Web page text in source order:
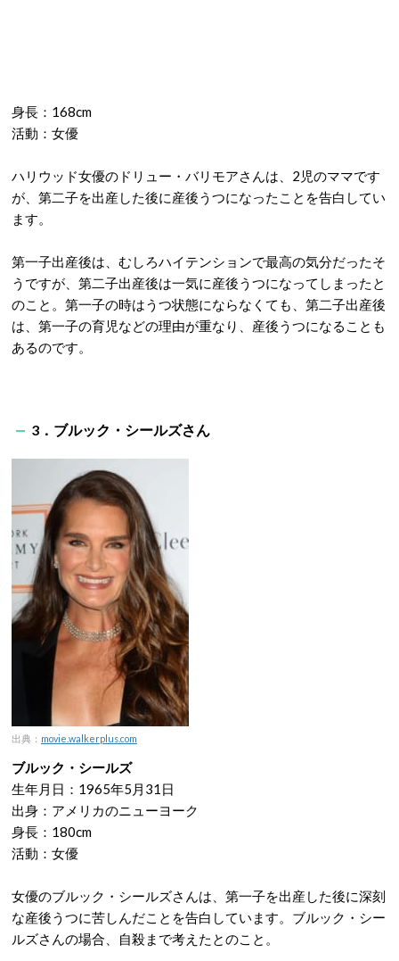
身長：168cm
活動：女優
ハリウッド女優のドリュー・バリモアさんは、2児のママです
が、第二子を出産した後に産後うつになったことを告白してい
ます。
第一子出産後は、むしろハイテンションで最高の気分だったそ
うですが、第二子出産後は一気に産後うつになってしまったと
のこと。第一子の時はうつ状態にならなくても、第二子出産後
は、第一子の育児などの理由が重なり、産後うつになることも
あるのです。
3．ブルック・シールズさん
出典： movie.walkerplus.com
ブルック・シールズ
生年月日：1965年5月31日
出身：アメリカのニューヨーク
身長：180cm
活動：女優
女優のブルック・シールズさんは、第一子を出産した後に深刻
な産後うつに苦しんだことを告白しています。ブルック・シー
ルズさんの場合、自殺まで考えたとのこと。